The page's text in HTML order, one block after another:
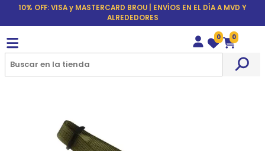
10% OFF: VISA y MASTERCARD BROU | ENVÍOS EN EL DÍA A MVD Y
ALREDEDORES
Wishlist
0
Carrito
0